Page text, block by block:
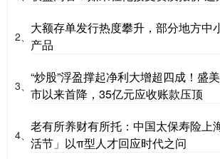
北证50 1134.24 +11.37
2、
大额存单发行热度攀升，部分地方中
产品
3、
“炒股”浮盈撑起净利大增超四成！盛
市以来首降，35亿元应收账款压顶
4、
老有所养财有所托：中国太保寿险上
活节」以π型人才回应时代之问